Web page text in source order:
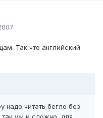
Так что английский
надо читать бегло без